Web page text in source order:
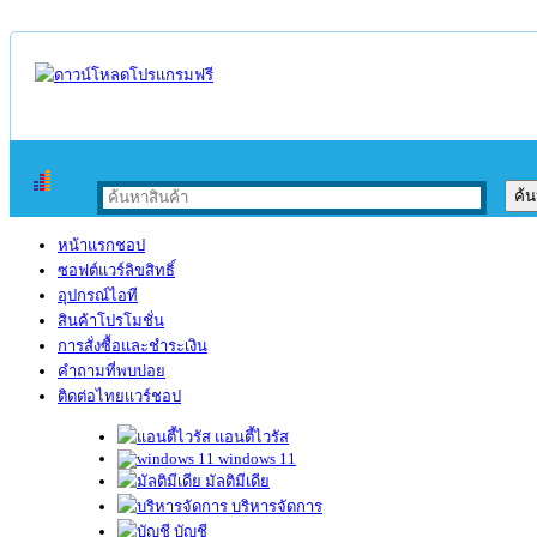
หน้าแรกชอป
ซอฟต์แวร์ลิขสิทธิ์
อุปกรณ์ไอที
สินค้าโปรโมชั่น
การสั่งซื้อและชำระเงิน
คำถามที่พบบ่อย
ติดต่อไทยแวร์ชอป
แอนตี้ไวรัส
windows 11
มัลติมีเดีย
บริหารจัดการ
บัญชี